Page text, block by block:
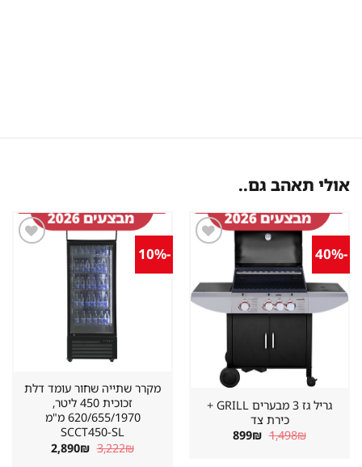
אולי תאהב גם..
במועדפים
גריל גז 3 מבערים GRILL +
כירת צד
1,498 המחיר
המקורי
899 ₪ המחיר
הנוכחי
מקרר שתייה שחור עומד דלת
זכוכית 450 ליטר,
620/655/1970 מ"מ
SCCT450-SL
3,222 המחיר
המקורי
2,890 ₪ המחיר
הנוכחי